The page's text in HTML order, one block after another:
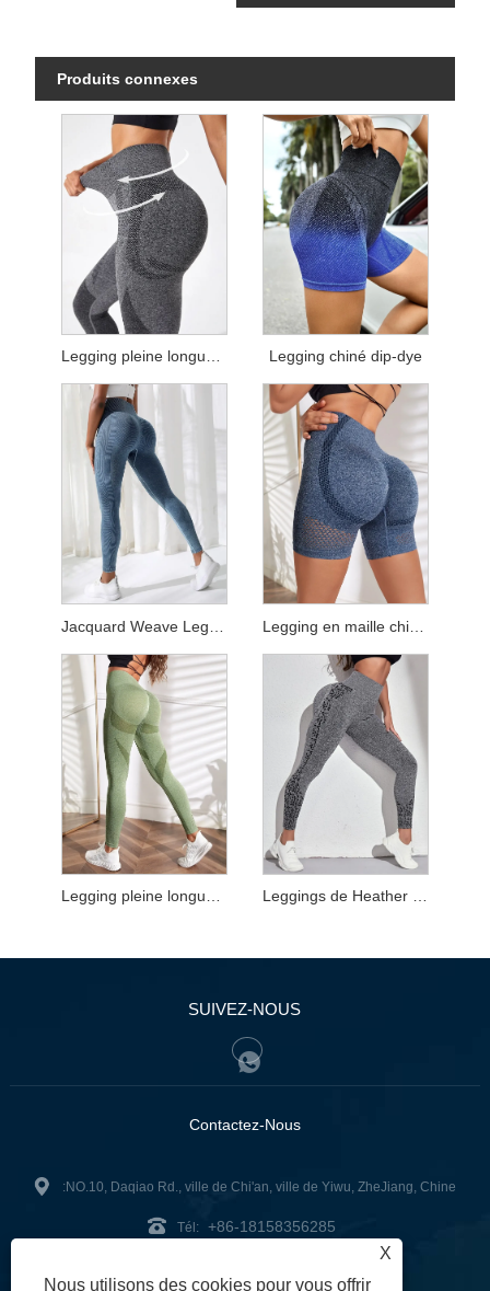
Produits connexes
Legging pleine longueur chiné Legging chiné dip-dye
Legging en maille chinée
Legging pleine longueur en maille chinée Leggings de Heather Leopard pleine longueur
SUIVEZ-NOUS
Contactez-Nous
:NO.10, Daqiao Rd., ville de Chi'an, ville de Yiwu, ZheJiang, Chine
Tél: +86-18158356285
X
Nous utilisons des cookies pour vous offrir